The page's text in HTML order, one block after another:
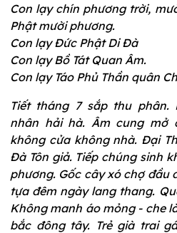
Con lạy chín phương trời,
Phật mười phương.
Con lạy Đức Phật Di Đà
Con lạy Bồ Tát Quan Âm.
Con lạy Táo Phủ Thần quân
Tiết tháng 7 sắp thu phân.
nhân hải hà. Âm cung mở
không cửa không nhà. Đại
Đà Tôn giả. Tiếp chúng sinh
phương. Gốc cây xó chợ đầu
tựa đêm ngày lang thang.
Không manh áo mỏng - che
bắc đông tây. Trẻ già trai